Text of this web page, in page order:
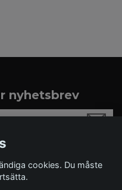
nyhetsbrev
cookies. Du måste